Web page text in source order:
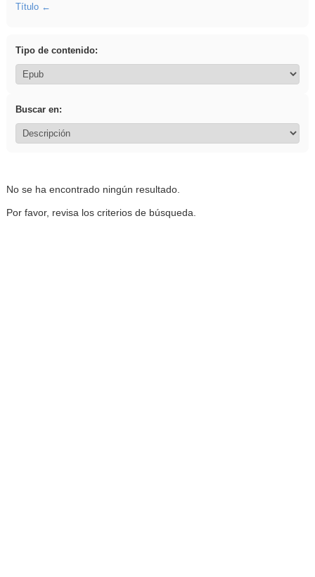
Título
Tipo de contenido:
Buscar en:
No se ha encontrado ningún resultado.
Por favor, revisa los criterios de búsqueda.